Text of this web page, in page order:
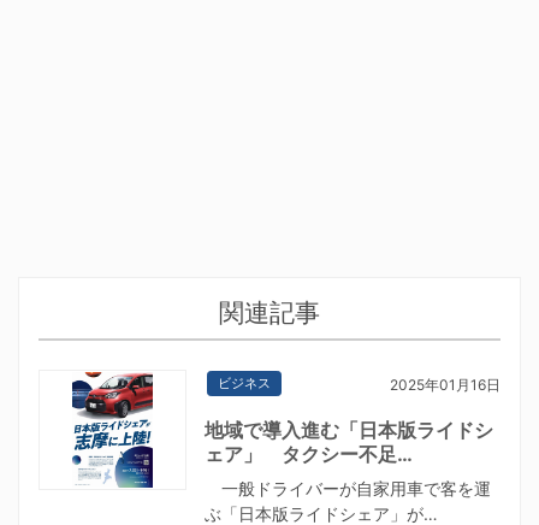
関連記事
ビジネス 2025年01月16日
地域で導入進む「日本版ライドシ
ェア」 タクシー不足…
一般ドライバーが自家用車で客を運
ぶ「日本版ライドシェア」が…